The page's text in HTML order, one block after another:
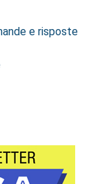
e risposte